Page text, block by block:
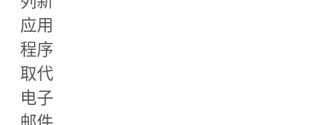
应用
程序
取代
电子